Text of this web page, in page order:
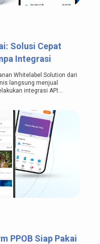
Solusi Cepat
Integrasi
Whitelabel Solution dari
langsung menjual
integrasi API
PPOB Siap Pakai